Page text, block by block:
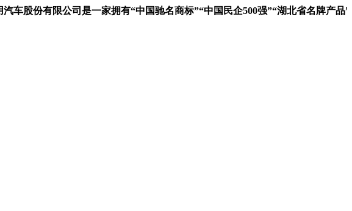
股份有限公司是一家拥有“中国驰名商标”“中国民企500强”“湖北省名牌产品”“